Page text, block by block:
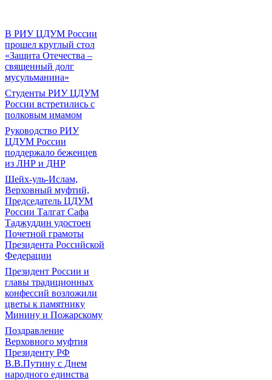
В РИУ ЦДУМ России
прошел круглый стол
«Защита Отечества –
священный долг
мусульманина»
Студенты РИУ ЦДУМ
России встретились с
полковым имамом
Руководство РИУ
ЦДУМ России
поддержало беженцев
из ЛНР и ДНР
Шейх-уль-Ислам,
Верховный муфтий,
Председатель ЦДУМ
России Талгат Сафа
Таджуддин удостоен
Почетной грамоты
Президента Российской
Федерации
Президент России и
главы традиционных
конфессий возложили
цветы к памятнику
Минину и Пожарскому
Поздравление
Верховного муфтия
Президенту РФ
В.В.Путину с Днем
народного единства